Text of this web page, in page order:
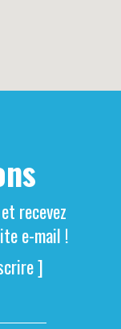
recevez
e-mail !
]